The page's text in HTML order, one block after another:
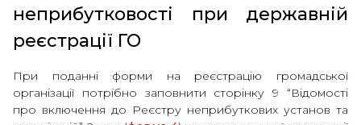
неприбутковості при державній
реєстрації ГО
При поданні форми на реєстрацію громадської
організації потрібно заповнити сторінку 9 “Відомості
про включення до Реєстру неприбуткових установ та